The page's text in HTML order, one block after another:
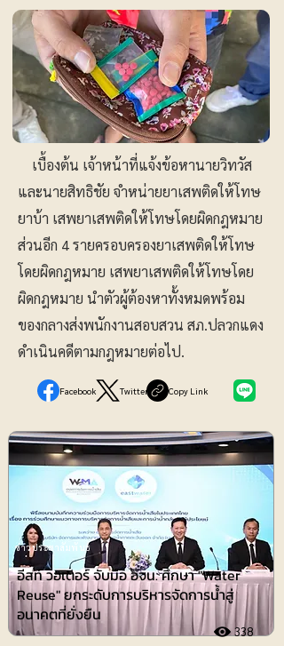
เบื้องต้น เจ้าหน้าที่แจ้งข้อหานายวิทวัส
และนายสิทธิชัย จำหน่ายยาเสพติดให้โทษ
ยาบ้า เสพยาเสพติดให้โทษโดยผิดกฎหมาย
ส่วนอีก 4 รายครอบครองยาเสพติดให้โทษ
โดยผิดกฎหมาย เสพยาเสพติดให้โทษโดย
ผิดกฎหมาย นำตัวผู้ต้องหาทั้งหมดพร้อม
ของกลางส่งพนักงานสอบสวน สภ.ปลวกแดง
ดำเนินคดีตามกฎหมายต่อไป.
Facebook Twitter Copy Link
อีสท์ วอเตอร์ จับมือ อจน. ศึกษา "Water
Reuse" ยกระดับการบริหารจัดการน้ำสู่
อนาคตที่ยั่งยืน
338
ข่าวประชาสัมพันธ์